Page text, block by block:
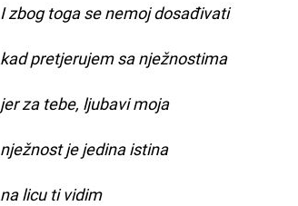
I zbog toga se nemoj dosađivati
kad pretjerujem sa nježnostima
jer za tebe, ljubavi moja
nježnost je jedina istina
na licu ti vidim